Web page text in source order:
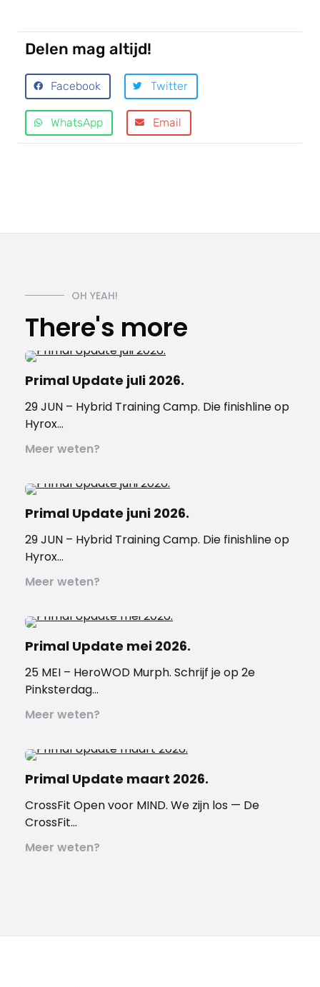
Delen mag altijd!
Facebook Twitter
WhatsApp Email
OH YEAH!
There's more
Primal Update juli 2026.
29 JUN – Hybrid Training Camp. Die finishline op
Hyrox…
Meer weten?
Primal Update juni 2026.
29 JUN – Hybrid Training Camp. Die finishline op
Hyrox…
Meer weten?
Primal Update mei 2026.
25 MEI – HeroWOD Murph. Schrijf je op 2e
Pinksterdag…
Meer weten?
Primal Update maart 2026.
CrossFit Open voor MIND. We zijn los — De
CrossFit…
Meer weten?